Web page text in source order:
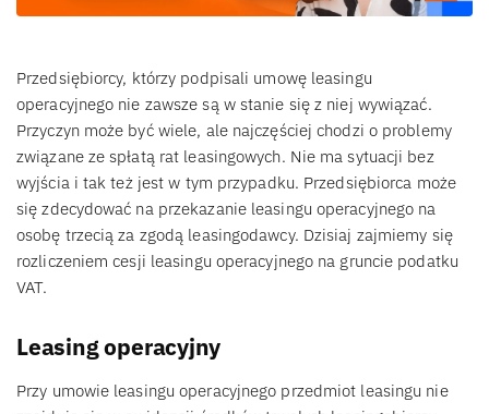
Przedsiębiorcy, którzy podpisali umowę leasingu
operacyjnego nie zawsze są w stanie się z niej wywiązać.
Przyczyn może być wiele, ale najczęściej chodzi o problemy
związane ze spłatą rat leasingowych. Nie ma sytuacji bez
wyjścia i tak też jest w tym przypadku. Przedsiębiorca może
się zdecydować na przekazanie leasingu operacyjnego na
osobę trzecią za zgodą leasingodawcy. Dzisiaj zajmiemy się
rozliczeniem cesji leasingu operacyjnego na gruncie podatku
VAT.
Leasing operacyjny
Przy umowie leasingu operacyjnego przedmiot leasingu nie